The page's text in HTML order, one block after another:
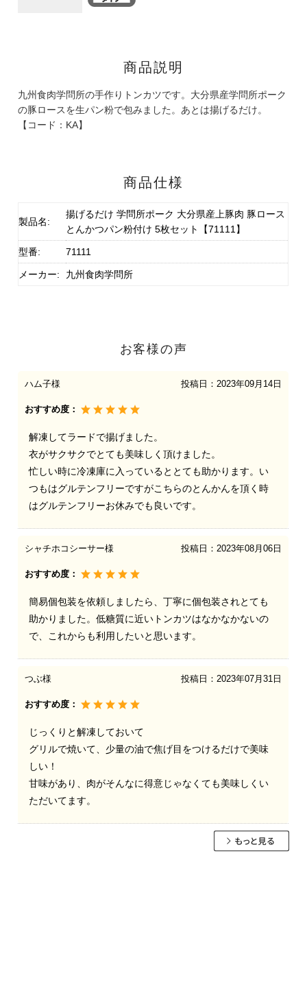
商品説明
九州食肉学問所の手作りトンカツです。大分県産学問所ポーク
の豚ロースを生パン粉で包みました。あとは揚げるだけ。
【コード：KA】
商品仕様
製品名:
揚げるだけ 学問所ポーク 大分県産上豚肉 豚ロース
とんかつパン粉付け 5枚セット【71111】
型番: 71111
メーカー: 九州食肉学問所
お客様の声
ハム子様 投稿日：2023年09月14日
おすすめ度：
解凍してラードで揚げました。
衣がサクサクでとても美味しく頂けました。
忙しい時に冷凍庫に入っているととても助かります。い
つもはグルテンフリーですがこちらのとんかんを頂く時
はグルテンフリーお休みでも良いです。
シャチホコシーサー様 投稿日：2023年08月06日
おすすめ度：
簡易個包装を依頼しましたら、丁寧に個包装されとても
助かりました。低糖質に近いトンカツはなかなかないの
で、これからも利用したいと思います。
つぶ様 投稿日：2023年07月31日
おすすめ度：
じっくりと解凍しておいて
グリルで焼いて、少量の油で焦げ目をつけるだけで美味
しい！
甘味があり、肉がそんなに得意じゃなくても美味しくい
ただいてます。